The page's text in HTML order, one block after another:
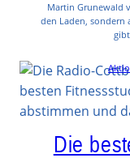
Martin Grunewald
den Laden, sondern
Die